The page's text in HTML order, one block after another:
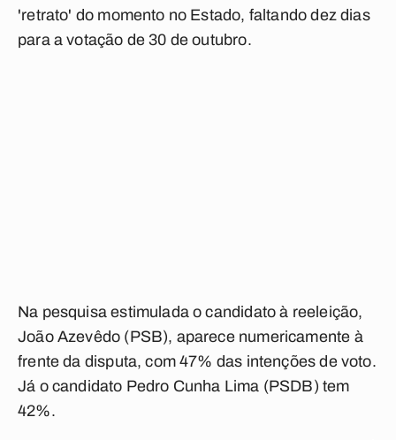
'retrato' do momento no Estado, faltando dez dias
para a votação de 30 de outubro.
Na pesquisa estimulada o candidato à reeleição,
João Azevêdo (PSB), aparece numericamente à
frente da disputa, com 47% das intenções de voto.
Já o candidato Pedro Cunha Lima (PSDB) tem
42%.